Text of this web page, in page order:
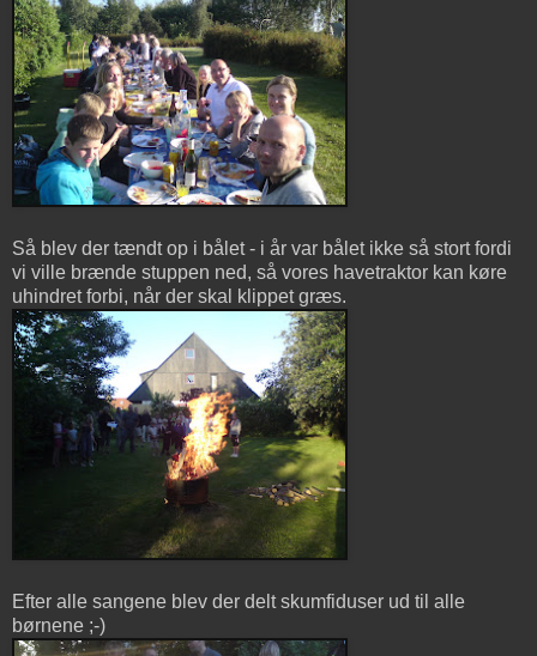
Så blev der tændt op i bålet - i år var bålet ikke så stort fordi
vi ville brænde stuppen ned, så vores havetraktor kan køre
uhindret forbi, når der skal klippet græs.
Efter alle sangene blev der delt skumfiduser ud til alle
børnene ;-)